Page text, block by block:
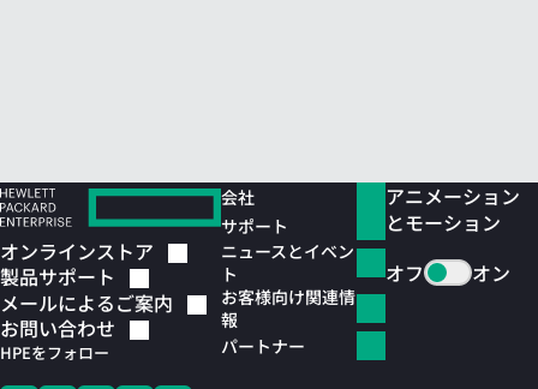
オンラインストア
製品サポート
メールによるご案内
お問い合わせ
HPEをフォロー
会社
サポート
ニュースとイベン
ト
お客様向け関連情
報
パートナー
アニメーション
とモーション
オフ
オン